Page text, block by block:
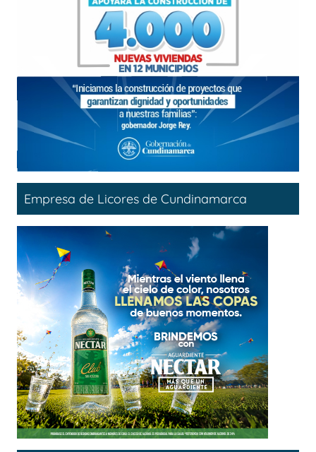
Empresa de Licores de Cundinamarca